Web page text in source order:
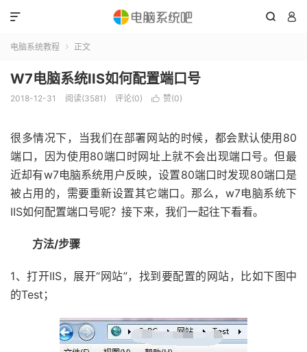
 

电脑系统教程  正文
W7电脑系统IIS如何配置端口号
2018-12-31 阅读(3581) 评论(0)  赞(0)
很多情况下，当我们在部署网站的时候，都会默认使用80
端口，因为使用80端口时网址上就不会出现端口号。但最
近却有w7电脑系统用户反映，设置80端口时发现80端口是
被占用的，需要重新设置其它端口。那么，w7电脑系统下
IIS如何配置端口号呢？接下来，我们一起往下看看。
方法/步骤
1、打开IIS，展开“网站”，找到要配置的网站，比如下图中
的Test；